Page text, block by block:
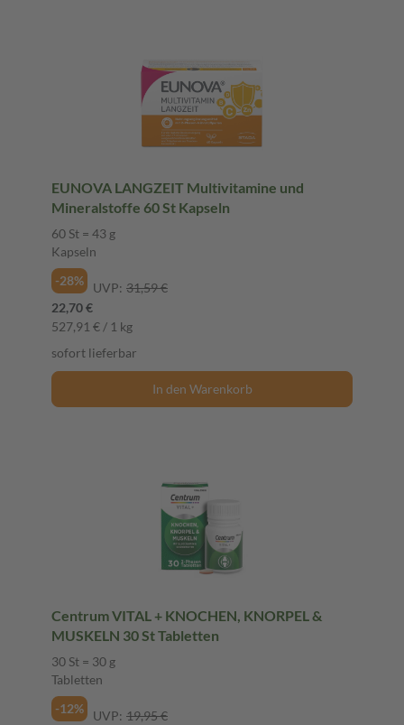
EUNOVA LANGZEIT Multivitamine und
Mineralstoffe 60 St Kapseln
60 St = 43 g
Kapseln
-28%
UVP: 31,59 €
22,70 €
527,91 € / 1 kg
sofort lieferbar
In den Warenkorb
Centrum VITAL + KNOCHEN, KNORPEL &
MUSKELN 30 St Tabletten
30 St = 30 g
Tabletten
-12%
UVP: 19,95 €